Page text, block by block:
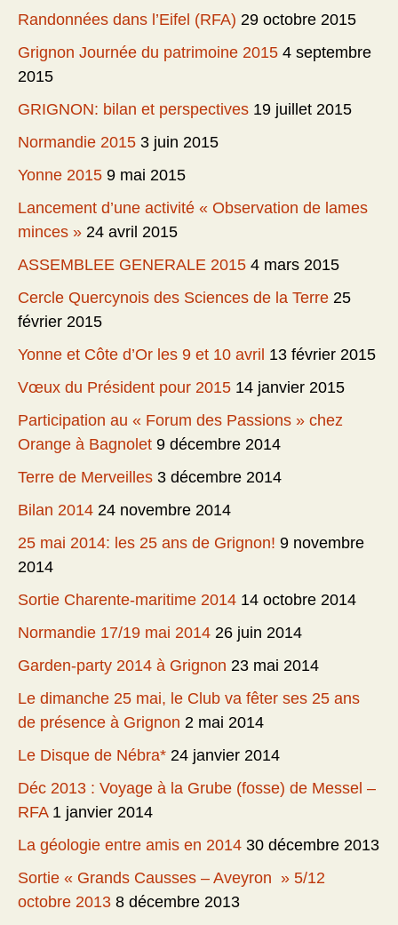
Randonnées dans l’Eifel (RFA) 29 octobre 2015
Grignon Journée du patrimoine 2015 4 septembre
2015
GRIGNON: bilan et perspectives 19 juillet 2015
Normandie 2015 3 juin 2015
Yonne 2015 9 mai 2015
Lancement d’une activité « Observation de lames
minces » 24 avril 2015
ASSEMBLEE GENERALE 2015 4 mars 2015
Cercle Quercynois des Sciences de la Terre 25
février 2015
Yonne et Côte d’Or les 9 et 10 avril 13 février 2015
Vœux du Président pour 2015 14 janvier 2015
Participation au « Forum des Passions » chez
Orange à Bagnolet 9 décembre 2014
Terre de Merveilles 3 décembre 2014
Bilan 2014 24 novembre 2014
25 mai 2014: les 25 ans de Grignon! 9 novembre
2014
Sortie Charente-maritime 2014 14 octobre 2014
Normandie 17/19 mai 2014 26 juin 2014
Garden-party 2014 à Grignon 23 mai 2014
Le dimanche 25 mai, le Club va fêter ses 25 ans
de présence à Grignon 2 mai 2014
Le Disque de Nébra* 24 janvier 2014
Déc 2013 : Voyage à la Grube (fosse) de Messel –
RFA 1 janvier 2014
La géologie entre amis en 2014 30 décembre 2013
Sortie « Grands Causses – Aveyron » 5/12
octobre 2013 8 décembre 2013